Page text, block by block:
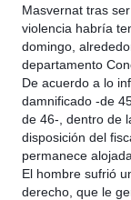
Masvernat tras
violencia habría
domingo,
departamento
De acuerdo a lo
damnificado -de
de 46-, dentro de
disposición del
permanece
El hombre sufrió
derecho, que le